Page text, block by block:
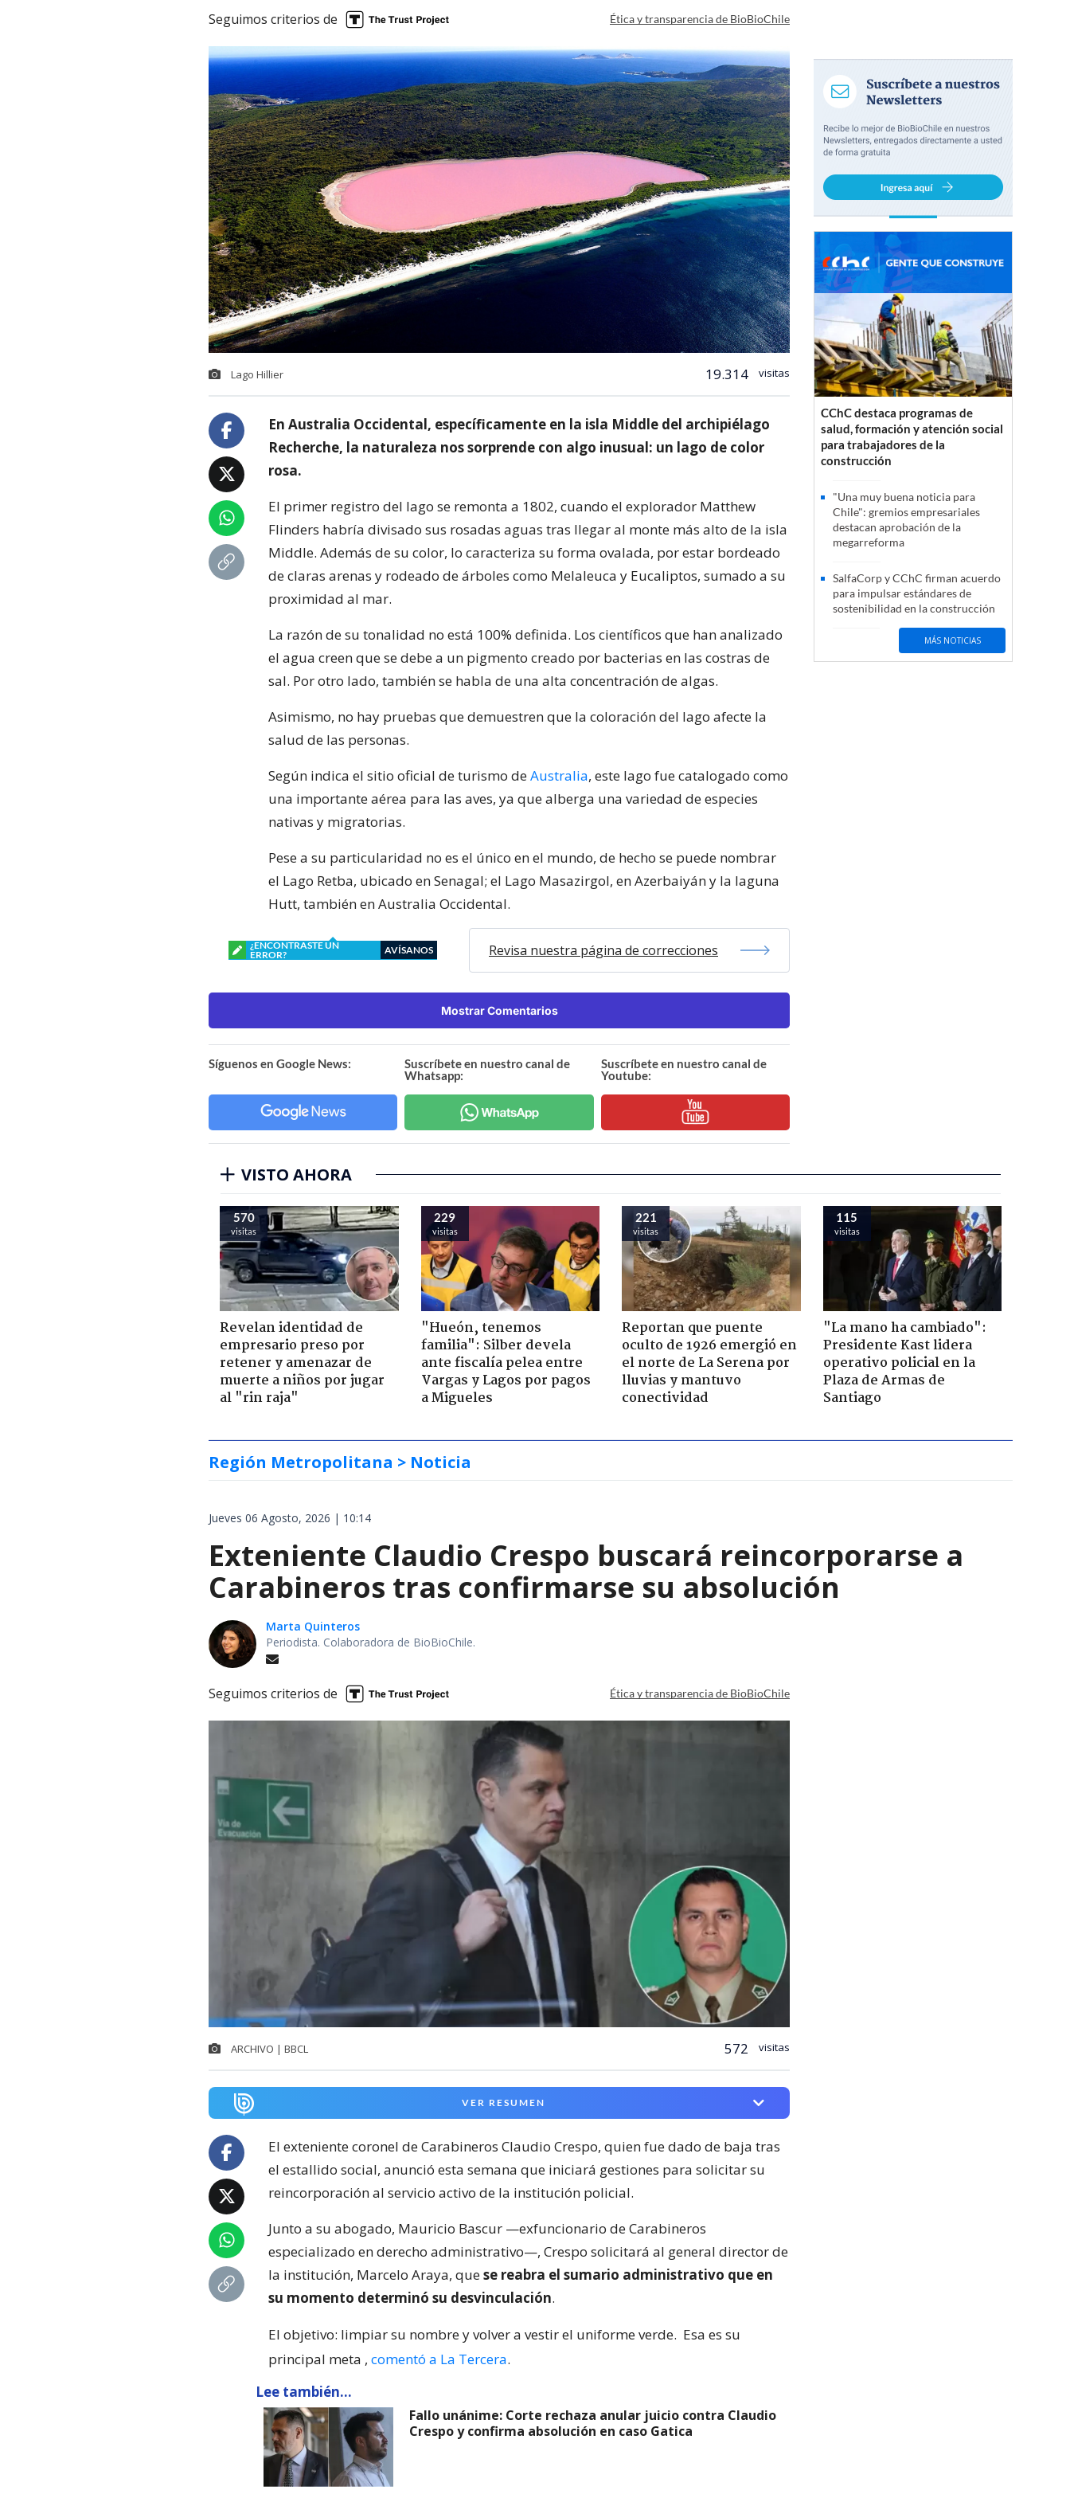
Seguimos criterios de Ética y transparencia de BioBioChile
Lago Hillier 19.314 visitas
En Australia Occidental, específicamente en la isla Middle del archipiélago
Recherche, la naturaleza nos sorprende con algo inusual: un lago de color
rosa.
El primer registro del lago se remonta a 1802, cuando el explorador Matthew
Flinders habría divisado sus rosadas aguas tras llegar al monte más alto de la isla
Middle. Además de su color, lo caracteriza su forma ovalada, por estar bordeado
de claras arenas y rodeado de árboles como Melaleuca y Eucaliptos, sumado a su
proximidad al mar.
La razón de su tonalidad no está 100% definida. Los científicos que han analizado
el agua creen que se debe a un pigmento creado por bacterias en las costras de
sal. Por otro lado, también se habla de una alta concentración de algas.
Asimismo, no hay pruebas que demuestren que la coloración del lago afecte la
salud de las personas.
Según indica el sitio oficial de turismo deAustralia, este lago fue catalogado como
una importante aérea para las aves, ya que alberga una variedad de especies
nativas y migratorias.
Pese a su particularidad no es el único en el mundo, de hecho se puede nombrar
el Lago Retba, ubicado en Senagal; el Lago Masazirgol, en Azerbaiyán y la laguna
Hutt, también en Australia Occidental.
¿ENCONTRASTE UN
ERROR?
AVÍSANOS Revisa nuestra página de correcciones
Mostrar Comentarios
Síguenos en Google News:
Suscríbete en nuestro canal de
Whatsapp:
Suscríbete en nuestro canal de
Youtube:
CChC destaca programas de
salud, formación y atención social
para trabajadores de la
construcción
"Una muy buena noticia para
Chile": gremios empresariales
destacan aprobación de la
megarreforma
SalfaCorp y CChC firman acuerdo
para impulsar estándares de
sostenibilidad en la construcción
MÁS NOTICIAS
VISTO AHORA
570
visitas
Revelan identidad de
empresario preso por
retener y amenazar de
muerte a niños por jugar
al "rin raja"
229
visitas
"Hueón, tenemos
familia": Silber devela
ante fiscalía pelea entre
Vargas y Lagos por pagos
a Migueles
221
visitas
Reportan que puente
oculto de 1926 emergió en
el norte de La Serena por
lluvias y mantuvo
conectividad
115
visitas
"La mano ha cambiado":
Presidente Kast lidera
operativo policial en la
Plaza de Armas de
Santiago
Región Metropolitana > Noticia
Jueves 06 Agosto, 2026 | 10:14
Exteniente Claudio Crespo buscará reincorporarse a
Carabineros tras confirmarse su absolución
Marta Quinteros
Periodista. Colaboradora de BioBioChile.
Seguimos criterios de Ética y transparencia de BioBioChile
ARCHIVO | BBCL 572 visitas
VER RESUMEN
El exteniente coronel de Carabineros Claudio Crespo, quien fue dado de baja tras
el estallido social, anunció esta semana que iniciará gestiones para solicitar su
reincorporación al servicio activo de la institución policial.
Junto a su abogado, Mauricio Bascur —exfuncionario de Carabineros
especializado en derecho administrativo—, Crespo solicitará al general director de
la institución, Marcelo Araya, quese reabra el sumario administrativo que en
su momento determinó su desvinculación.
El objetivo: limpiar su nombre y volver a vestir el uniforme verde. Esa es su
principal meta , comentó a La Tercera.
Lee también...
Fallo unánime: Corte rechaza anular juicio contra Claudio
Crespo y confirma absolución en caso Gatica